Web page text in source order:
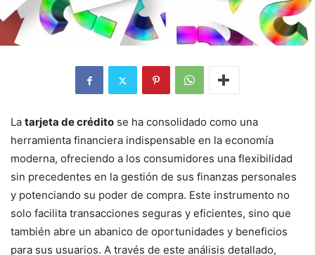
La tarjeta de crédito se ha consolidado como una
herramienta financiera indispensable en la economía
moderna, ofreciendo a los consumidores una flexibilidad
sin precedentes en la gestión de sus finanzas personales
y potenciando su poder de compra. Este instrumento no
solo facilita transacciones seguras y eficientes, sino que
también abre un abanico de oportunidades y beneficios
para sus usuarios. A través de este análisis detallado,